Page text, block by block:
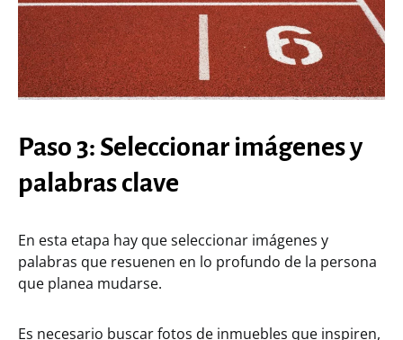
Paso 3: Seleccionar imágenes y
palabras clave
En esta etapa hay que seleccionar imágenes y
palabras que resuenen en lo profundo de la persona
que planea mudarse.
Es necesario buscar fotos de inmuebles que inspiren,